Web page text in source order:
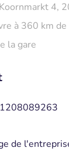
4,
à 360 km
la gare
de